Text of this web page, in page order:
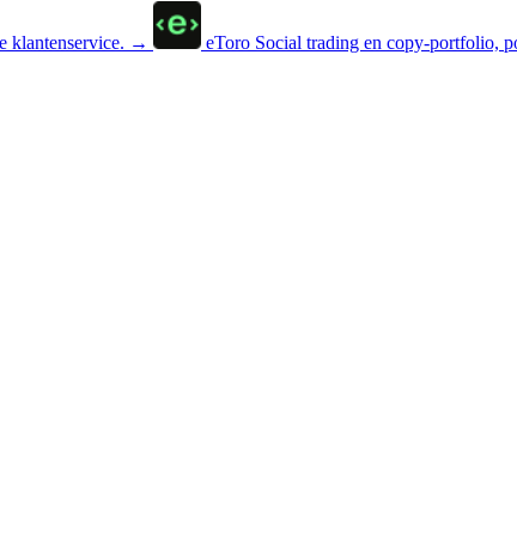
klantenservice. → eToro Social trading en copy-portfolio,